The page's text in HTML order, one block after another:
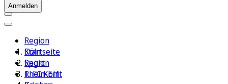
Anmelden
Region
Köln
Sport
1. FC Köln
Startseite
Region
Rhein-Erft